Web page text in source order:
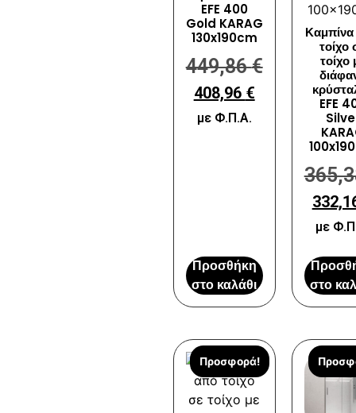
EFE 400
Gold KARAG
130x190cm
449,86€
408,96 €
με Φ.Π.Α.
Προσθήκη
στο καλάθι
τοίχο
τοίχο
EFE
με
στο
Προσφορά!